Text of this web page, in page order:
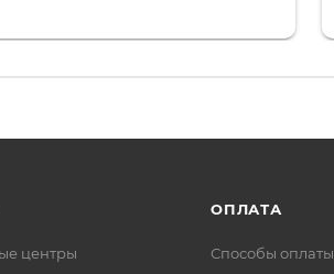
к клиенту после
центры
ОПЛАТА
Способы оплаты